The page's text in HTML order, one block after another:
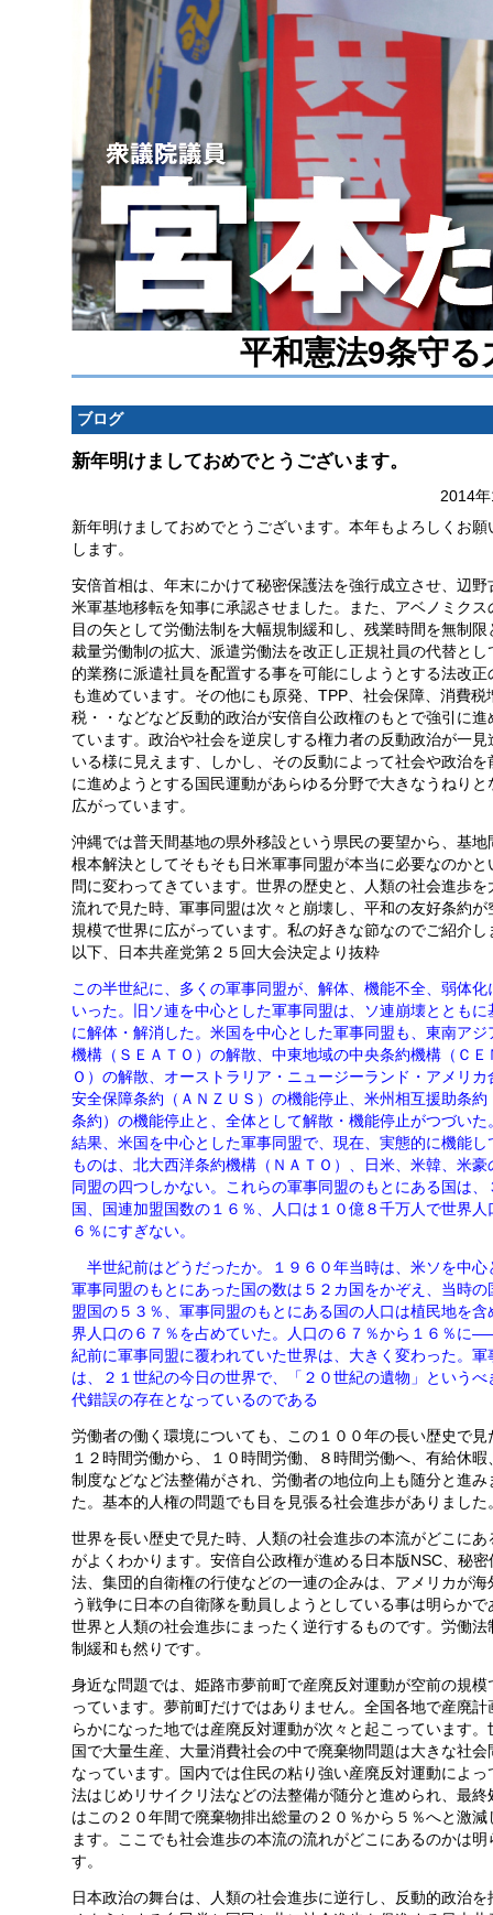
平和憲法9条守
ブログ
新年明けましておめでとうございます。
2014
新年明けましておめでとうございます。本年もよろしくお願
します。
安倍首相は、年末にかけて秘密保護法を強行成立させ、辺野
米軍基地移転を知事に承認させました。また、アベノミクス
目の矢として労働法制を大幅規制緩和し、残業時間を無制限
裁量労働制の拡大、派遣労働法を改正し正規社員の代替とし
的業務に派遣社員を配置する事を可能にしようとする法改正
も進めています。その他にも原発、TPP、社会保障、消費税
税・・などなど反動的政治が安倍自公政権のもとで強引に進
ています。政治や社会を逆戻しする権力者の反動政治が一見
いる様に見えます、しかし、その反動によって社会や政治を
に進めようとする国民運動があらゆる分野で大きなうねりと
広がっています。
沖縄では普天間基地の県外移設という県民の要望から、基地
根本解決としてそもそも日米軍事同盟が本当に必要なのかと
問に変わってきています。世界の歴史と、人類の社会進歩を
流れで見た時、軍事同盟は次々と崩壊し、平和の友好条約が
規模で世界に広がっています。私の好きな節なのでご紹介し
以下、日本共産党第２５回大会決定より抜粋
この半世紀に、多くの軍事同盟が、解体、機能不全、弱体化
いった。旧ソ連を中心とした軍事同盟は、ソ連崩壊とともに
に解体・解消した。米国を中心とした軍事同盟も、東南アジ
機構（ＳＥＡＴＯ）の解散、中東地域の中央条約機構（ＣＥ
Ｏ）の解散、オーストラリア・ニュージーランド・アメリカ
安全保障条約（ＡＮＺＵＳ）の機能停止、米州相互援助条約
条約）の機能停止と、全体として解散・機能停止がつづいた
結果、米国を中心とした軍事同盟で、現在、実態的に機能し
ものは、北大西洋条約機構（ＮＡＴＯ）、日米、米韓、米豪
同盟の四つしかない。これらの軍事同盟のもとにある国は、
国、国連加盟国数の１６％、人口は１０億８千万人で世界人
６％にすぎない。
半世紀前はどうだったか。１９６０年当時は、米ソを中心
軍事同盟のもとにあった国の数は５２カ国をかぞえ、当時の
盟国の５３％、軍事同盟のもとにある国の人口は植民地を含
界人口の６７％を占めていた。人口の６７％から１６％に
紀前に軍事同盟に覆われていた世界は、大きく変わった。軍
は、２１世紀の今日の世界で、「２０世紀の遺物」というべ
代錯誤の存在となっているのである
労働者の働く環境についても、この１００年の長い歴史で見
１２時間労働から、１０時間労働、８時間労働へ、有給休暇
制度などなど法整備がされ、労働者の地位向上も随分と進み
た。基本的人権の問題でも目を見張る社会進歩がありました
世界を長い歴史で見た時、人類の社会進歩の本流がどこにあ
がよくわかります。安倍自公政権が進める日本版NSC、秘密
法、集団的自衛権の行使などの一連の企みは、アメリカが海
う戦争に日本の自衛隊を動員しようとしている事は明らかで
世界と人類の社会進歩にまったく逆行するものです。労働法
制緩和も然りです。
身近な問題では、姫路市夢前町で産廃反対運動が空前の規模
っています。夢前町だけではありません。全国各地で産廃計
らかになった地では産廃反対運動が次々と起こっています。
国で大量生産、大量消費社会の中で廃棄物問題は大きな社会
なっています。国内では住民の粘り強い産廃反対運動によっ
法はじめリサイクリ法などの法整備が随分と進められ、最終
はこの２０年間で廃棄物排出総量の２０％から５％へと激減
ます。ここでも社会進歩の本流の流れがどこにあるのかは明
す。
日本政治の舞台は、人類の社会進歩に逆行し、反動的政治を